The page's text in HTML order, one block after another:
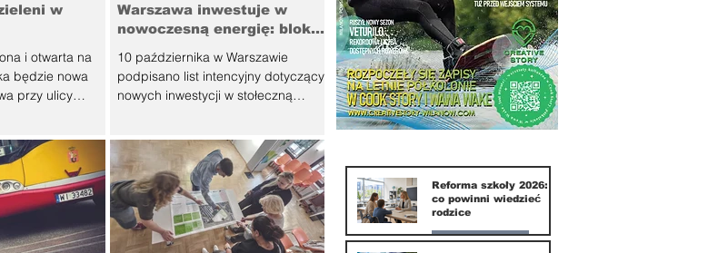
w
i otwarta na
będzie nowa
przy ulicy
Wilanów
na jej projekt.
wspólnie
m.st.
Warszawa inwestuje w
nowoczesną energię: blok
10 października w Warszawie
podpisano list intencyjny dotyczący
nowych inwestycji w stołeczną
przedstawiciele Miasta Stołecznego
Warszawy, ORLEN Termika i Stoen
Operator. Planowane inwestycje
obejmują: • budowę nowoczesnego
bloku gazowo-parowego klasy 500
MW w Elektrociepłowni Siekierki, •
Reforma szkoły 2026:
co powinni wiedzieć
rodzice
Nasze miasto